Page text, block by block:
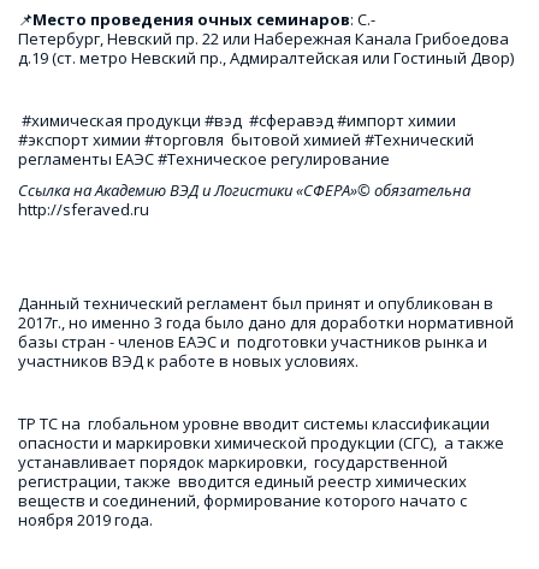
📌Место проведения очных семинаров: С.-
Петербург, Невский пр. 22 или Набережная Канала Грибоедова
д.19 (ст. метро Невский пр., Адмиралтейская или Гостиный Двор)
#химическая продукци #вэд  #сферавэд #импорт химии
#экспорт химии #торговля  бытовой химией #Технический
регламенты ЕАЭС #Техническое регулирование
Ссылка на Академию ВЭД и Логистики «СФЕРА»© обязательна
http://sferaved.ru
Данный технический регламент был принят и опубликован в
2017г., но именно 3 года было дано для доработки нормативной
базы стран - членов ЕАЭС и  подготовки участников рынка и
участников ВЭД к работе в новых условиях.
ТР ТС на  глобальном уровне вводит системы классификации
опасности и маркировки химической продукции (СГС),  а также
устанавливает порядок маркировки,  государственной
регистрации, также  вводится единый реестр химических
веществ и соединений, формирование которого начато с
ноября 2019 года.